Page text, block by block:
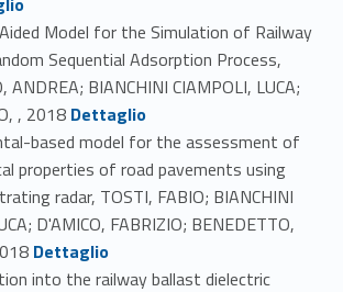
Model for the Simulation of Railway
Sequential Adsorption Process,
ANDREA; BIANCHINI CIAMPOLI, LUCA;
, 2018Link identifier #identifier_person_79802-12
Dettaglio
based model for the assessment of
properties of road pavements using
radar, TOSTI, FABIO; BIANCHINI
D'AMICO, FABRIZIO; BENEDETTO,
Link identifier #identifier_person_177539-13Dettaglio
into the railway ballast dielectric